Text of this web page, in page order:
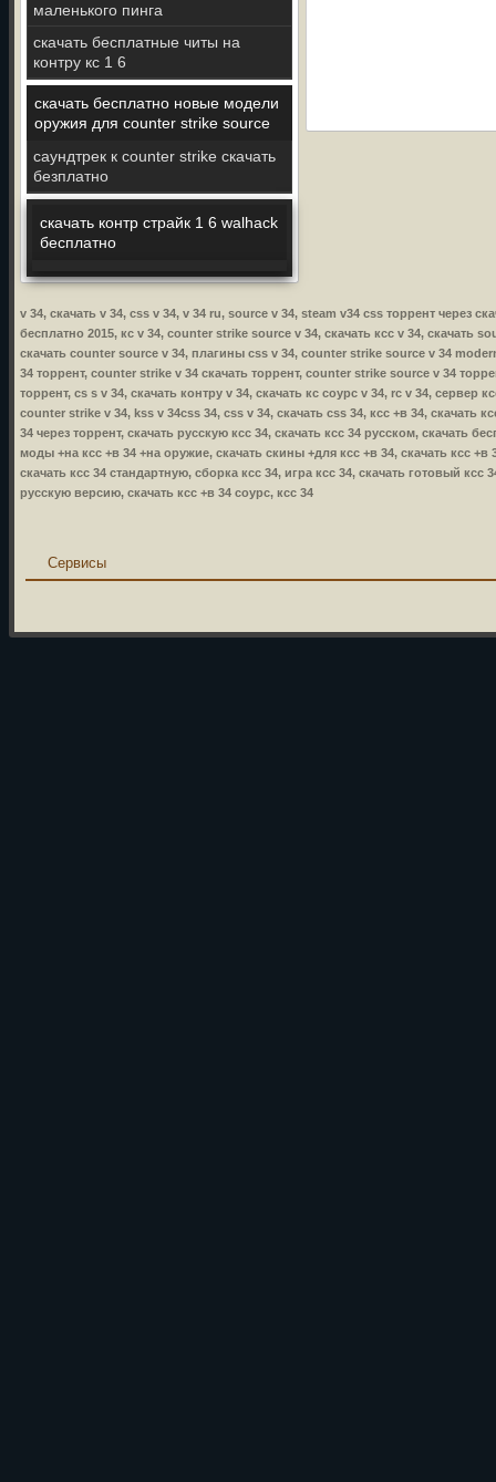
маленького пинга
скачать бесплатные читы на
контру кс 1 6
скачать бесплатно новые модели
оружия для counter strike source
саундтрек к counter strike скачать
безплатно
скачать контр страйк 1 6 walhack
бесплатно
v 34, скачать v 34, css v 34, v 34 ru, source v 34, steam v34 css торрент через
бесплатно 2015, кс v 34, counter strike source v 34, скачать ксс v 34, скачать
скачать counter source v 34, плагины css v 34, counter strike source v 34
34 торрент, counter strike v 34 скачать торрент, counter strike source v 34
торрент, cs s v 34, скачать контру v 34, скачать кс соурс v 34, rc v 34, сервер
counter strike v 34, kss v 34css 34, css v 34, скачать css 34, ксс +в 34, скачать
34 через торрент, скачать русскую ксс 34, скачать ксс 34 русском, скачать
моды +на ксс +в 34 +на оружие, скачать скины +для ксс +в 34, скачать ксс +в
скачать ксс 34 стандартную, сборка ксс 34, игра ксс 34, скачать готовый ксс
русскую версию, скачать ксс +в 34 соурс, ксс 34
Сервисы